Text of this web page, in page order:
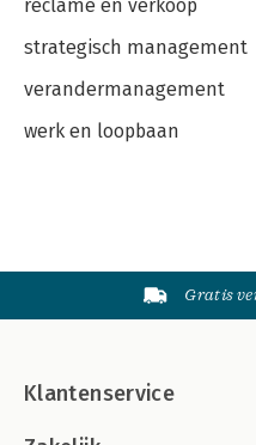
reclame en verkoop
strategisch management
verandermanagement
werk en loopbaan
Gratis
Klantenservice